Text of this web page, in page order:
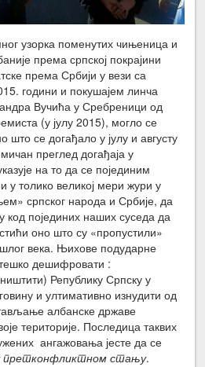
узорка поменутих чињеница и
према српској покрајини
према Србији у вези са
години и покушајем линча
Вучића у Сребреници од
(у јулу 2015), могло се
што се догађало у јулу и августу
преглед догађаја у
на то да се појединим
толико великој мери жури у
српског народа и Србије, да
код појединих наших суседа да
оно што су «пропустили»
века. Њихове подударне
дешифровати :
Републику Српску у
и ултимативно изнудити од
албанске државе
територије. Последица таквих
ангажовања јесте да се
претконфликтном стању.